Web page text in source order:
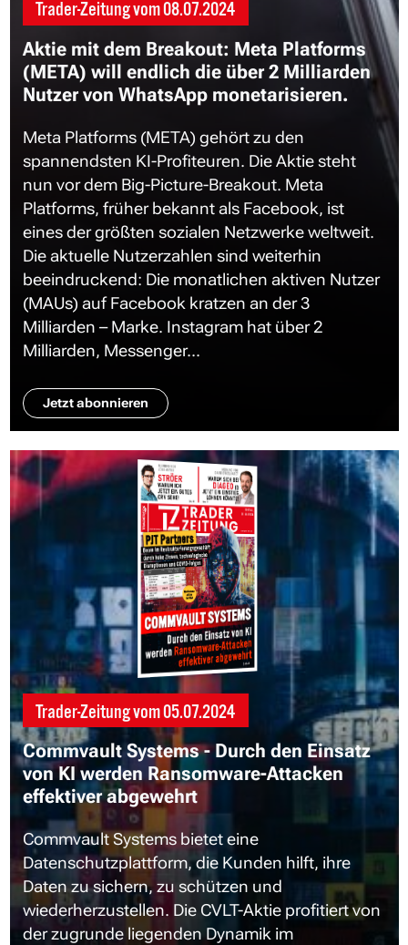
Trader-Zeitung vom08.07.2024
Aktie mit dem Breakout: Meta Platforms
(META) will endlich die über 2 Milliarden
Nutzer von WhatsApp monetarisieren.
Meta Platforms (META) gehört zu den
spannendsten KI-Profiteuren. Die Aktie steht
nun vor dem Big-Picture-Breakout. Meta
Platforms, früher bekannt als Facebook, ist
eines der größten sozialen Netzwerke weltweit.
Die aktuelle Nutzerzahlen sind weiterhin
beeindruckend: Die monatlichen aktiven Nutzer
(MAUs) auf Facebook kratzen an der 3
Milliarden – Marke. Instagram hat über 2
Milliarden, Messenger...
Jetzt abonnieren
Trader-Zeitung vom05.07.2024
Commvault Systems - Durch den Einsatz
von KI werden Ransomware-Attacken
effektiver abgewehrt
Commvault Systems bietet eine
Datenschutzplattform, die Kunden hilft, ihre
Daten zu sichern, zu schützen und
wiederherzustellen. Die CVLT-Aktie profitiert von
der zugrunde liegenden Dynamik im